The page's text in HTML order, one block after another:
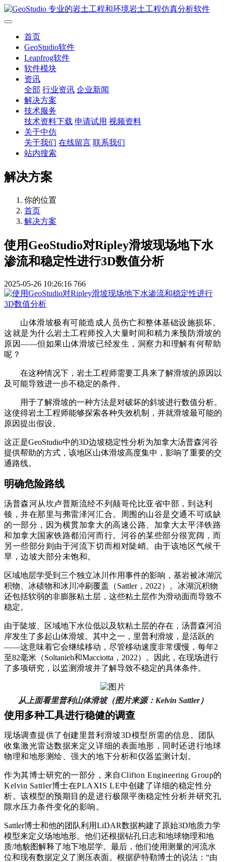
首页
GeoStudio软件
Leapfrog软件
软件模块
资讯
全部 行业资讯 企业新闻
解决方案
技术服务
技术资料下载 申请试用 视频资料
关于中仿
关于我们 在线留言 联系我们
站内搜索
解决方案
你的位置
首页
解决方案
使用GeoStudio对Ripley滑坡现场地下水
渗流和稳定性进行3D数值分析
2025-05-26 10:26:16 766
山体滑坡极有可能造成人员伤亡和整体基础设施损坏。
这就是为什么岩土工程师投入大量时间和精力来预防滑坡的
原因——但如果山体滑坡已经发生，洞察力和理解有何帮助
呢？
在这种情况下，岩土工程师需要工具来了解滑坡的原因以
及可能导致进一步不稳定的条件。
用于了解滑坡的一种方法是对破坏的斜坡进行数值分析。
这使得岩土工程师能够探索各种失效机制，并就滑坡最可能的
原因提出假设。
这正是GeoStudio中的3D边坡稳定性分析为加拿大汤普森河谷
提供帮助的方式，该地区山体滑坡高度集中，影响了重要的交
通路线。
明确危险路线
汤普森河从坎卢普斯流经不列颠哥伦比亚省中部，到达利
顿，并在那里与弗雷泽河汇合。周围的山谷是交通不可或缺
的一部分，因为横贯加拿大的高速公路、加拿大太平洋铁路
和加拿大国家铁路都沿河而行。河谷的某些部分很宽阔，而
另一些部分则由于河流下切而相对陡峭。由于该地区气候干
旱，边坡大部分未饱和。
区域地层学受到三个独立冰川作用事件的影响，基岩被冰湖沉
积物、 冰碛物和冰川冲刷覆盖（Sattler，2022）。冰湖沉积物
还包括软弱的非膨胀粘土层，这些粘土层作为滑动面而导致不
稳定。
由于陡坡、区域地下水位低以及软粘土层的存在，汤普森河沿
岸发生了多起山体滑坡。其中之一，里普利滑坡，是活跃的
——这意味着它会继续移动，尽管移动速度非常缓慢，每年2
至82毫米（Soltanieh和Macciotta，2022）。因此，在现场进行
了多项研究，以监测滑坡并了解导致不稳定的具体条件。
从上面看里普利山体滑坡（图片来源：Kelvin Sattler）
使用多种工具进行稳健的调查
现场调查提供了创建里普利滑坡3D模型所需的信息。团队
收集激光雷达数据来定义详细的表面地形，同时还进行地球
物理和地形测绘、强大的地下分析和仪器监测计划。
作为其博士研究的一部分，来自Clifton Engineering Group的
Kelvin Sattler博士在PLAXIS LE中创建了详细的稳定性分
析。该模型的预期目的是进行极限平衡稳定性分析并研究孔
隙水压力条件变化的影响。
Sattler博士和他的团队利用LiDAR数据构建了原始3D地质力学
模型来定义场地地形。他们还根据钻孔日志和地球物理和地
质/地貌图解释了地下地层学。最后，他们使用测量的河流水
位和现有数据定义了测压表面。根据萨特勒博士的说法：“由